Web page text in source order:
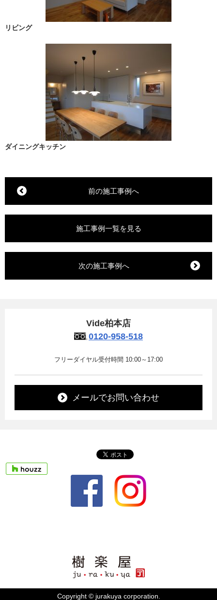
リビング
ダイニングキッチン
前の施工事例へ
施工事例一覧を見る
次の施工事例へ
Vide柏本店
0120-958-518
フリーダイヤル受付時間 10:00～17:00
メールでお問い合わせ
Copyright © jurakuya corporation.